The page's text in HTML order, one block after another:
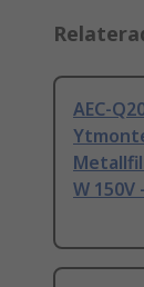
AEC-
W 150V